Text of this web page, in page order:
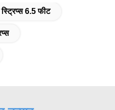
6.5 फीट